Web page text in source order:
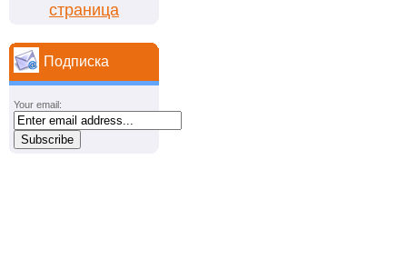
страница
Подписка
Your email: